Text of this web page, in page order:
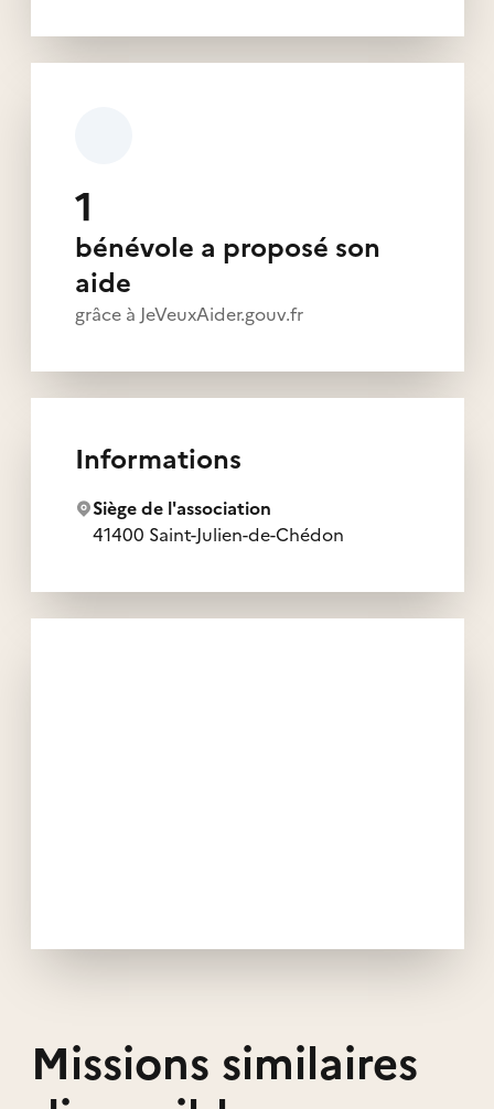
1
bénévole a proposé son
aide
grâce à JeVeuxAider.gouv.fr
Informations
Siège de l'association
41400 Saint-Julien-de-Chédon
Missions similaires